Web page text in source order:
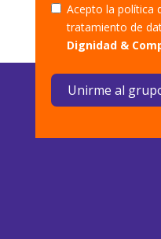
Acepto la política
tratamiento de
Dignidad &
Unirme al